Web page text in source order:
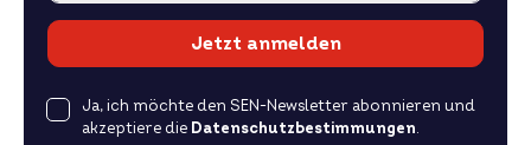
Jetzt anmelden
Ja, ich möchte den SEN-Newsletter abonnieren und
akzeptiere die Datenschutzbestimmungen.